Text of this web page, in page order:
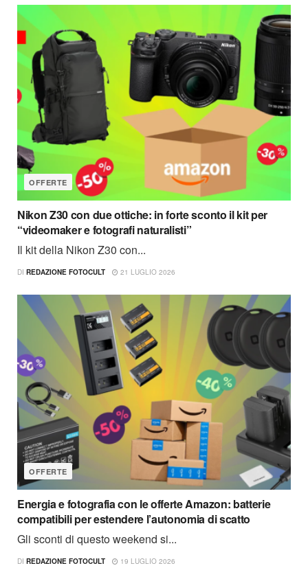
OFFERTE
Nikon Z30 con due ottiche: in forte sconto il kit per
“videomaker e fotografi naturalisti”
Il kit della Nikon Z30 con...
DI REDAZIONE FOTOCULT 21 LUGLIO 2026
OFFERTE
Energia e fotografia con le offerte Amazon: batterie
compatibili per estendere l’autonomia di scatto
Gli sconti di questo weekend si...
DI REDAZIONE FOTOCULT 19 LUGLIO 2026